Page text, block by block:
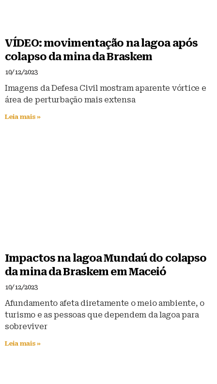
VÍDEO: movimentação na lagoa após
colapso da mina da Braskem
10/12/2023
Imagens da Defesa Civil mostram aparente vórtice e
área de perturbação mais extensa
Leia mais »
Impactos na lagoa Mundaú do colapso
da mina da Braskem em Maceió
10/12/2023
Afundamento afeta diretamente o meio ambiente, o
turismo e as pessoas que dependem da lagoa para
sobreviver
Leia mais »